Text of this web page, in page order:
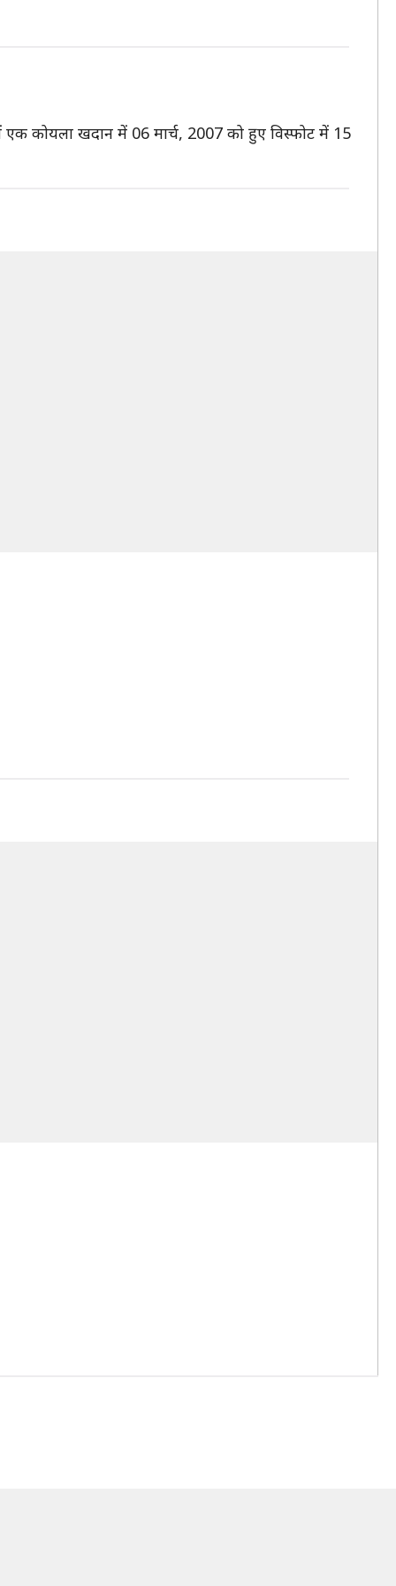
एक कोयला खदान में 06 मार्च, 2007 को हुए विस्फोट में 15